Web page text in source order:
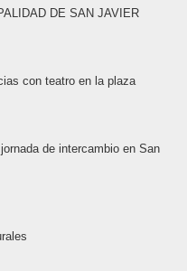
DE SAN JAVIER
con teatro en la plaza
de intercambio en San